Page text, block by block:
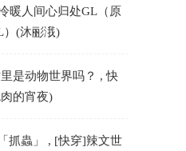
暖人间心归处GL（原
）(沐彨涐)
是动物世界吗？ , 快
的宵夜)
抓蟲」 , [快穿]辣文世